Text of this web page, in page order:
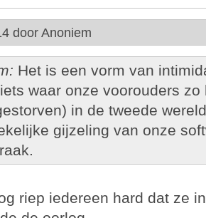
door Anoniem
Het is een vorm van
waar onze voorouders
in de tweede
gijzeling van onze
riep iedereen hard dat ze